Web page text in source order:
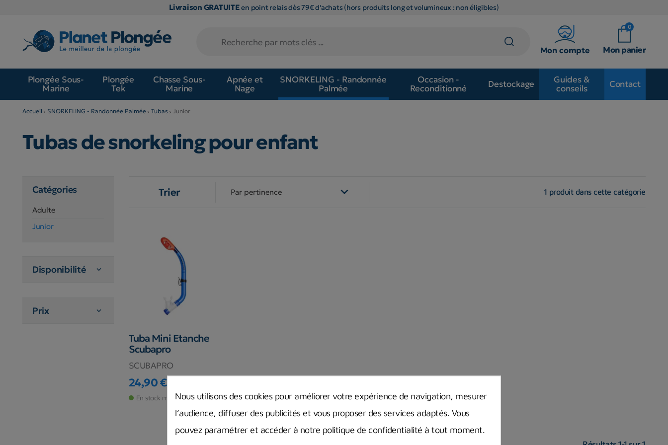
Livraison GRATUITEen point relais dès 79€ d'achats (hors produits long et volumineux : non éligibles)
Mon compte
0
Mon panier
Plongée Sous-
Marine
Plongée
Tek
Chasse Sous-
Marine
Apnée et
Nage
SNORKELING - Randonnée
Palmée
Occasion -
Reconditionné
Destockage
Guides &
conseils
Contact
Accueil SNORKELING - Randonnée Palmée Tubas Junior
Tubas de snorkeling pour enfant
Catégories
Adulte
Junior
Disponibilité 
Prix 
Trier Par pertinence  1 produit dans cette catégorie
Tuba Mini Etanche
Scubapro
SCUBAPRO
Prix
24,90 €
En stock magasinNous utilisons des cookies pour améliorer votre expérience de navigation, mesurer
l’audience, diffuser des publicités et vous proposer des services adaptés. Vous
pouvez paramétrer et accéder à notre politique de confidentialité à tout moment.